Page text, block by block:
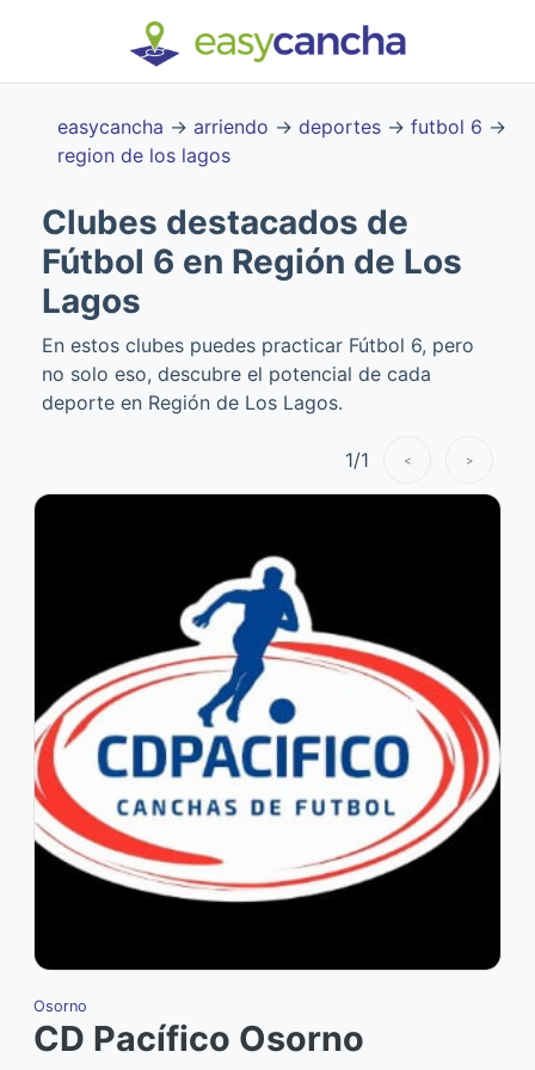
easycancha → arriendo → deportes → futbol 6 →
region de los lagos
Osorno
CD Pacífico Osorno
Clubes destacados de
Fútbol 6 en Región de Los
Lagos
En estos clubes puedes practicar Fútbol 6, pero
no solo eso, descubre el potencial de cada
deporte en Región de Los Lagos.
1/1 < >